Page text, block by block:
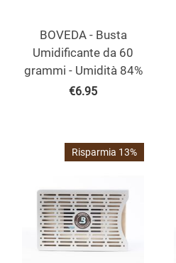
BOVEDA - Busta
Umidificante da 60
grammi - Umidità 84%
€6.95
Risparmia 13%